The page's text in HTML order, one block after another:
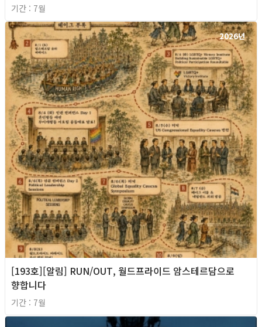
기간 : 7월
2026년
[193호][알림] RUN/OUT, 월드프라이드 암스테르담으로
향합니다
기간 : 7월